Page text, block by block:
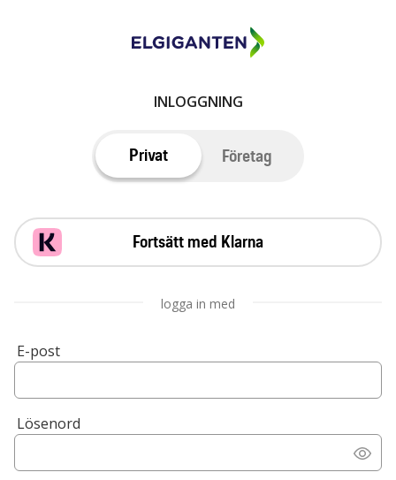
INLOGGNING
Privat Företag
Fortsätt med Klarna
logga in med
E-post
Lösenord